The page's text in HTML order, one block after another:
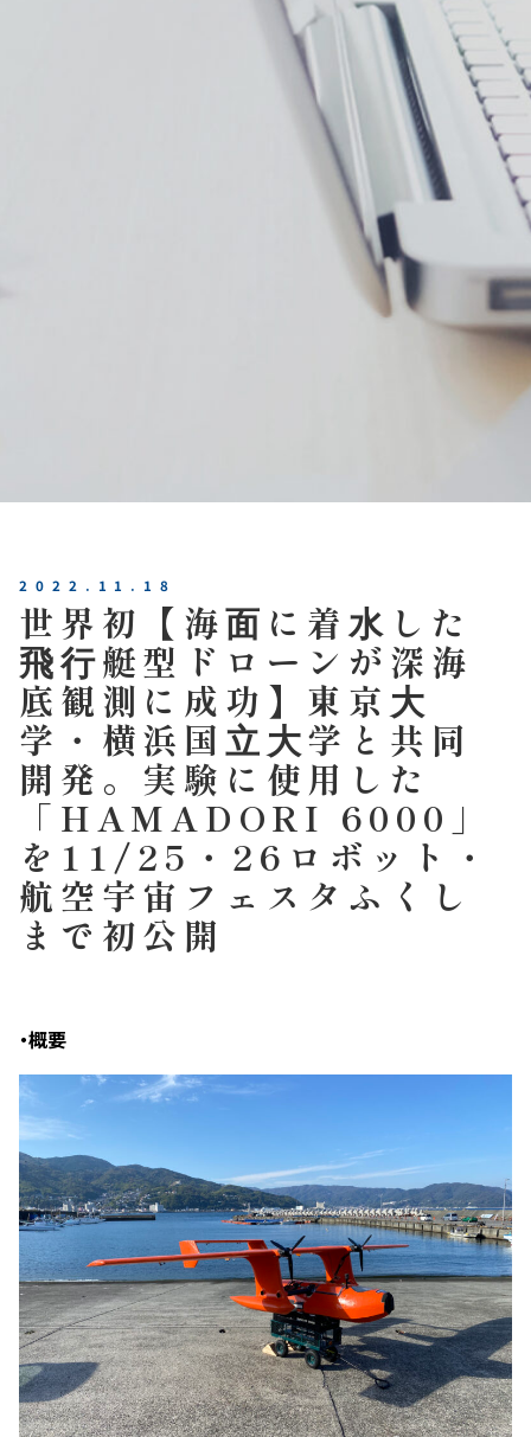
2022.11.18
世界初【海⾯に着⽔した
⾶⾏艇型ドローンが深海
底観測に成功】東京⼤
学・横浜国⽴⼤学と共同
開発。実験に使用した
「HAMADORI 6000」
を11/25・26ロボット・
航空宇宙フェスタふくし
まで初公開
・概要